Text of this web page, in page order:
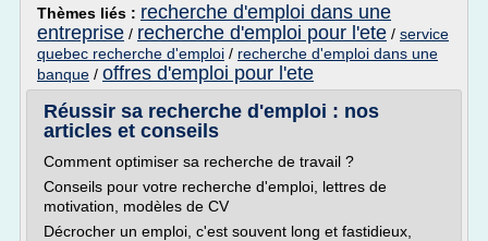
Thèmes liés : recherche d'emploi dans une
entreprise / recherche d'emploi pour l'ete / service
quebec recherche d'emploi / recherche d'emploi dans une
banque / offres d'emploi pour l'ete
Réussir sa recherche d'emploi : nos
articles et conseils
Comment optimiser sa recherche de travail ?
Conseils pour votre recherche d'emploi, lettres de
motivation, modèles de CV
Décrocher un emploi, c'est souvent long et fastidieux,